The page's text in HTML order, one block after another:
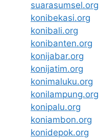
suarasumsel.org
konibekasi.org
konibali.org
konibanten.org
konijabar.org
konijatim.org
konimaluku.org
konilampung.org
konipalu.org
koniambon.org
konidepok.org